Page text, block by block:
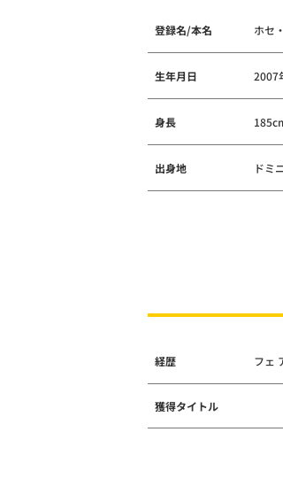
登録名/本名 ホセ
生年月日 2007
身長
出身地 ドミ
経歴 フェ
獲得タイトル